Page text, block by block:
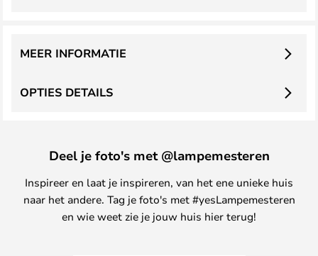
OPTIES DETAILS
MEER INFORMATIE
Deel je foto's met @lampemesteren
Inspireer en laat je inspireren, van het ene unieke huis
naar het andere. Tag je foto's met #yesLampemesteren
en wie weet zie je jouw huis hier terug!